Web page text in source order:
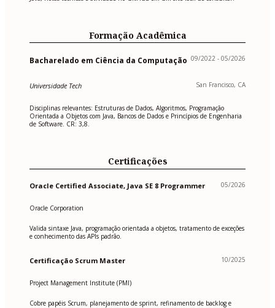
Formação Acadêmica
Bacharelado em Ciência da Computação 09/2022 - 05/2026
Universidade Tech San Francisco, CA
Disciplinas relevantes: Estruturas de Dados, Algoritmos, Programação
Orientada a Objetos com Java, Bancos de Dados e Princípios de Engenharia
de Software. CR: 3,8.
Certificações
Oracle Certified Associate, Java SE 8 Programmer 05/2026
Oracle Corporation
Valida sintaxe Java, programação orientada a objetos, tratamento de exceções
e conhecimento das APIs padrão.
Certificação Scrum Master 10/2025
Project Management Institute (PMI)
Cobre papéis Scrum, planejamento de sprint, refinamento de backlog e